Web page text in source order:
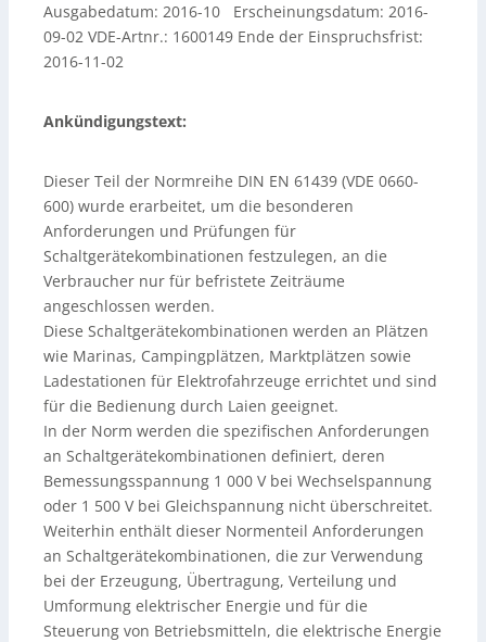
Ausgabedatum: 2016-10 Erscheinungsdatum: 2016-
09-02 VDE-Artnr.: 1600149 Ende der Einspruchsfrist:
2016-11-02
Ankündigungstext:
Dieser Teil der Normreihe DIN EN 61439 (VDE 0660-
600) wurde erarbeitet, um die besonderen
Anforderungen und Prüfungen für
Schaltgerätekombinationen festzulegen, an die
Verbraucher nur für befristete Zeiträume
angeschlossen werden.
Diese Schaltgerätekombinationen werden an Plätzen
wie Marinas, Campingplätzen, Marktplätzen sowie
Ladestationen für Elektrofahrzeuge errichtet und sind
für die Bedienung durch Laien geeignet.
In der Norm werden die spezifischen Anforderungen
an Schaltgerätekombinationen definiert, deren
Bemessungsspannung 1 000 V bei Wechselspannung
oder 1 500 V bei Gleichspannung nicht überschreitet.
Weiterhin enthält dieser Normenteil Anforderungen
an Schaltgerätekombinationen, die zur Verwendung
bei der Erzeugung, Übertragung, Verteilung und
Umformung elektrischer Energie und für die
Steuerung von Betriebsmitteln, die elektrische Energie